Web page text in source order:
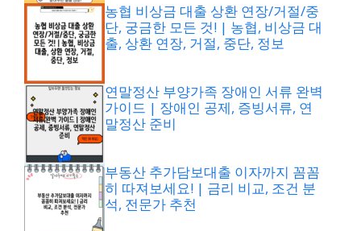
농협 비상금 대출 상환 연장/거절/중
단, 궁금한 모든 것! | 농협, 비상금 대
출, 상환 연장, 거절, 중단, 정보
연말정산 부양가족 장애인 서류 완벽
가이드 | 장애인 공제, 증빙서류, 연
말정산 준비
부동산 추가담보대출 이자까지 꼼꼼
히 따져보세요! | 금리 비교, 조건 분
석, 전문가 추천